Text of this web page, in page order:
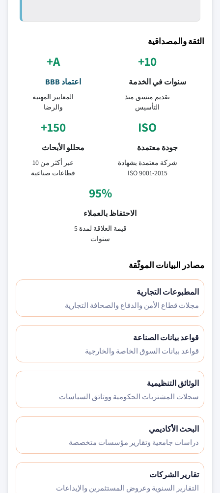
الثقة والمصداقية
10+
سنوات في الخدمة
تقديم متسق منذ
التأسيس
A+
اعتماد BBB
المعايير المهنية
والرضا
ISO
جودة معتمدة
شركة معتمدة بشهادة
ISO 9001-2015
150+
محللو الأبحاث
عبر أكثر من 10
قطاعات صناعية
95%
الاحتفاظ بالعملاء
قيمة العلاقة لمدة 5
سنوات
مصادر البيانات الموثّقة
المطبوعات التجارية
مجلات قطاع الأمن والدفاع والصحافة التجارية
قواعد بيانات الصناعة
قواعد بيانات السوق الخاصة والخارجية
الوثائق التنظيمية
سجلات المشتريات الحكومية ووثائق السياسات
البحث الأكاديمي
دراسات جامعية وتقارير مؤسسات متخصصة
تقارير الشركات
التقارير السنوية وعروض المستثمرين والإيداعات